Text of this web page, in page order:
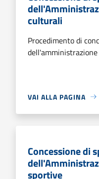
culturali
Procedimento di
VAI ALLA PAGINA
Concessione di
sportive